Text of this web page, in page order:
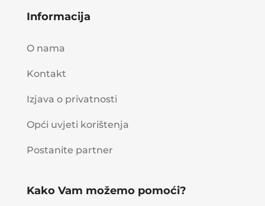
Informacija
O nama
Kontakt
Izjava o privatnosti
Opći uvjeti korištenja
Postanite partner
Kako Vam možemo pomoći?